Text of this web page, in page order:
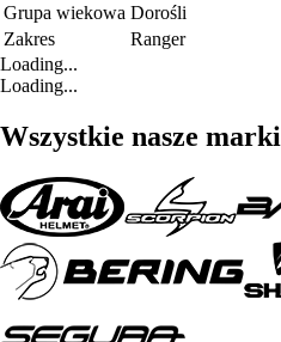
Grupa wiekowa Dorośli
Zakres
Ranger
Loading...
Loading...
Wszystkie nasze marki